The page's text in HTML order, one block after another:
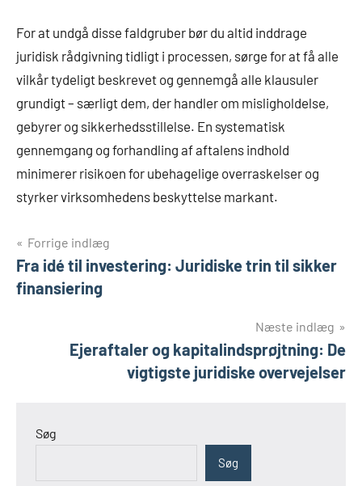
For at undgå disse faldgruber bør du altid inddrage
juridisk rådgivning tidligt i processen, sørge for at få alle
vilkår tydeligt beskrevet og gennemgå alle klausuler
grundigt – særligt dem, der handler om misligholdelse,
gebyrer og sikkerhedsstillelse. En systematisk
gennemgang og forhandling af aftalens indhold
minimerer risikoen for ubehagelige overraskelser og
styrker virksomhedens beskyttelse markant.
Indlægsnavigation
Forrige indlæg
Fra idé til investering: Juridiske trin til sikker
finansiering
Næste indlæg
Ejeraftaler og kapitalindsprøjtning: De
vigtigste juridiske overvejelser
Søg
Søg